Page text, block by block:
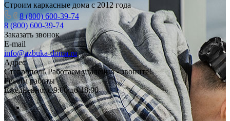
Строим каркасные дома с 2012 года
8 (800) 600-39-74
8 (800) 600-39-74
Заказать звонок
E-mail
info@azbuka-doma.ru
Адрес
Ставрополь Работаем удаленно - звоните!
Режим работы
Ежедневно: с 9:00 до 18:00